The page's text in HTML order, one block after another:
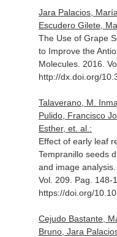
Jara Palacios,
Escudero Gilete,
The Use of Grape
to Improve the
Molecules. 2016.
http://dx.doi.org/
Talaverano, M.
Pulido, Francisco
Esther, et. al.:
Effect of early leaf
Tempranillo seeds
and image analysis.
Vol. 209. Pag. 148-
https://doi.org/
Cejudo Bastante,
Bruno, Jara